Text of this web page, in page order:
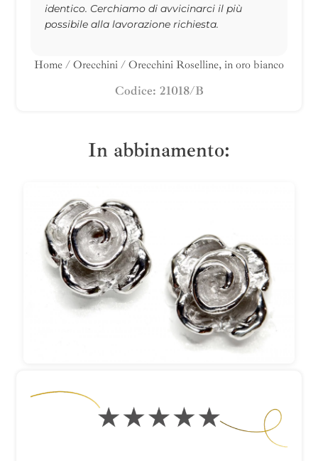
identico. Cerchiamo di avvicinarci il più
possibile alla lavorazione richiesta.
Home / Orecchini / Orecchini Roselline, in oro bianco
Codice: 21018/B
In abbinamento: